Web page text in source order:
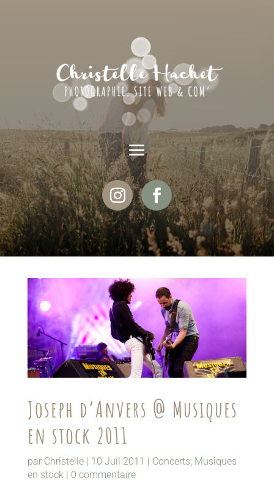
Joseph d’Anvers @ Musiques
en stock 2011
par Christelle| 10 Juil 2011 Concerts, Musiques
en stock| 0 commentaire